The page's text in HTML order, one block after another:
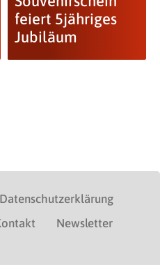
feiert 5jähriges
Jubiläum
Datenschutzerklärung
Newsletter